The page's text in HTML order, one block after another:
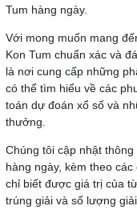
Tum hàng ngày.
Với mong muốn mang
Kon Tum chuẩn xác và
là nơi cung cấp những
có thể tìm hiểu về các
toán dự đoán xổ số và
thưởng.
Chúng tôi cập nhật
hàng ngày, kèm theo
chỉ biết được giá trị của
trúng giải và số lượng